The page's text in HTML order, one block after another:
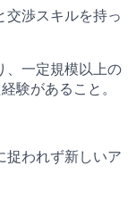
交渉スキルを持っ
、一定規模以上の
験があること。
捉われず新しいア